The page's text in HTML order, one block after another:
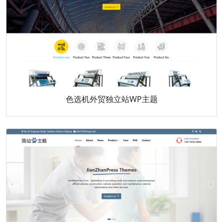
色选机外贸独立站WP主题